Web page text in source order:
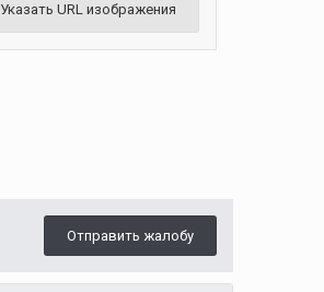
Указать URL изображения
Отправить жалобу